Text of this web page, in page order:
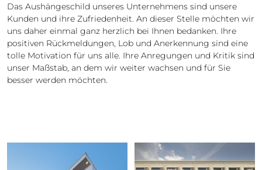
Das Aushängeschild unseres Unternehmens sind unsere
Kunden und ihre Zufriedenheit. An dieser Stelle möchten wir
uns daher einmal ganz herzlich bei Ihnen bedanken. Ihre
positiven Rückmeldungen, Lob und Anerkennung sind eine
tolle Motivation für uns alle. Ihre Anregungen und Kritik sind
unser Maßstab, an dem wir weiter wachsen und für Sie
besser werden möchten.